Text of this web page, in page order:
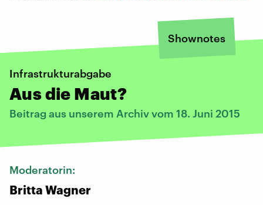
Shownotes
Infrastrukturabgabe
Aus die Maut?
Beitrag aus unserem Archiv vom 18. Juni 2015
Moderatorin:
Britta Wagner